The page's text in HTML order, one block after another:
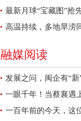
最新月球“宝藏图”抢
高温持续，多地旱涝
融媒阅读
发展之问，闽企有“新
一眼千年！当蔡襄遇
一百年前的今天，这